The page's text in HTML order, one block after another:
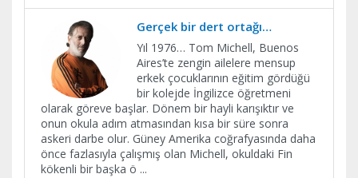
Gerçek bir dert ortağı…
Yıl 1976… Tom Michell, Buenos
Aires’te zengin ailelere mensup
erkek çocuklarının eğitim gördüğü
bir kolejde İngilizce öğretmeni
olarak göreve başlar. Dönem bir hayli karışıktır ve
onun okula adım atmasından kısa bir süre sonra
askeri darbe olur. Güney Amerika coğrafyasında daha
önce fazlasıyla çalışmış olan Michell, okuldaki Fin
kökenli bir başka ö ...